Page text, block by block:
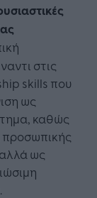
στις
skills που
ως
καθώς
προσωπικής
ως